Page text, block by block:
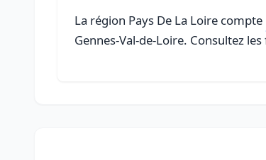
La région Pays De La Loire compte
Gennes-Val-de-Loire. Consultez